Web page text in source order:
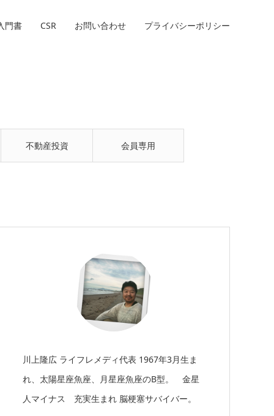
不動産投資 会員専用
門書 CSR お問い合わせ プライバシーポリシー
川上隆広 ライフレメディ代表 1967年3月生ま
れ、太陽星座魚座、月星座魚座のB型。 金星
人マイナス 充実生まれ 脳梗塞サバイバー。